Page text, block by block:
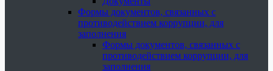
Формы документов, связанных с
противодействием коррупции, для
заполнения
Формы документов, связанных с
противодействием коррупции, для
заполнения